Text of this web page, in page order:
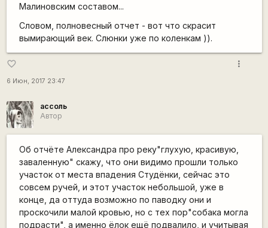
Малиновским составом...
Словом, полновесный отчет - вот что скрасит
вымирающий век. Слюнки уже по коленкам )).
favorite_border
6 Июн, 2017 23:47
more_vert
ассоль
Автор
Об отчёте Александра про реку"глухую, красивую,
заваленную" скажу, что они видимо прошли только
участок от места впадения Студёнки, сейчас это
совсем ручей, и этот участок небольшой, уже в
конце, да оттуда возможно по паводку они и
проскочили малой кровью, но с тех пор"собака могла
подрасти", а именно ёлок ещё подвалило, и учитывая